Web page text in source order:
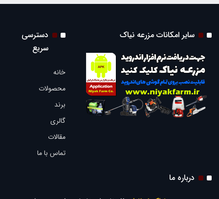
سایر امکانات مزرعه نیاک
دسترسی
سریع
خانه
محصولات
برند
گالری
مقالات
تماس با ما
درباره ما